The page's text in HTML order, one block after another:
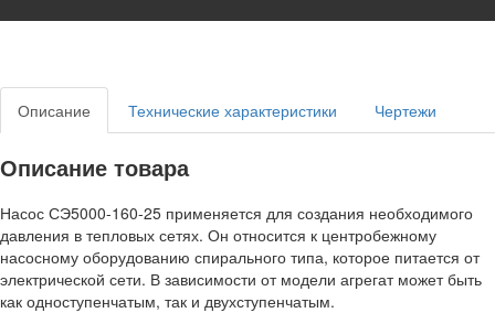
Описание Технические характеристики Чертежи
Описание товара
Насос СЭ5000-160-25 применяется для создания необходимого
давления в тепловых сетях. Он относится к центробежному
насосному оборудованию спирального типа, которое питается от
электрической сети. В зависимости от модели агрегат может быть
как одноступенчатым, так и двухступенчатым.